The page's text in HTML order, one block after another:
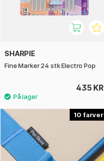
SHARPIE
Fine Marker 24 stk Electro Pop
435 KR
10